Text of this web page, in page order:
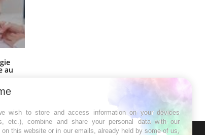
au
wish to store and access information on your devices
etc.), combine and share your personal data with our
this website or in our emails, already held by some of us,